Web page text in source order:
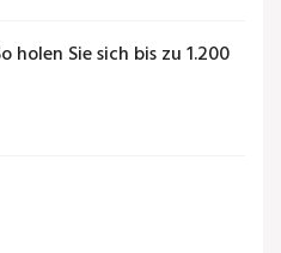
holen Sie sich bis zu 1.200